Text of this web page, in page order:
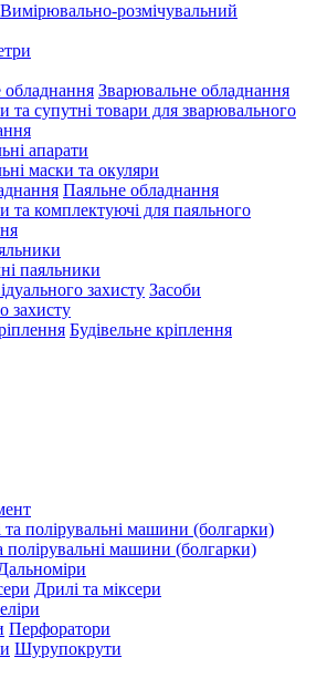
Вимірювально-розмічувальний
Зварювальне обладнання
та супутні товари для зварювального
апарати
маски та окуляри
Паяльне обладнання
та комплектуючі для паяльного
паяльники
Засоби
захисту
Будівельне кріплення
полірувальні машини (болгарки)
Дрилі та міксери
Перфоратори
Шурупокрути